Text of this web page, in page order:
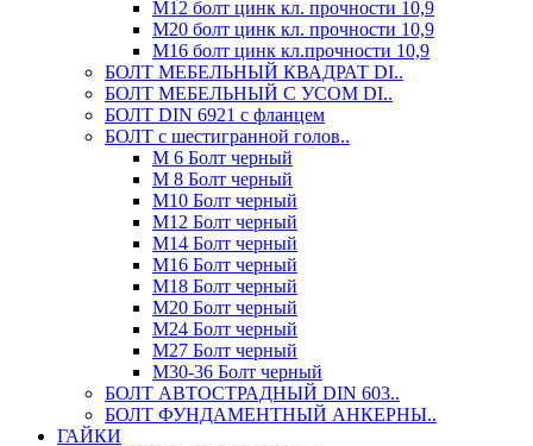
М12 болт цинк кл. прочности 10,9
М20 болт цинк кл. прочности 10,9
М16 болт цинк кл.прочности 10,9
БОЛТ МЕБЕЛЬНЫЙ КВАДРАТ DI..
БОЛТ МЕБЕЛЬНЫЙ С УСОМ DI..
БОЛТ DIN 6921 c фланцем
БОЛТ с шестигранной голов..
М 6 Болт черный
М 8 Болт черный
М10 Болт черный
М12 Болт черный
М14 Болт черный
М16 Болт черный
М18 Болт черный
М20 Болт черный
М24 Болт черный
М27 Болт черный
М30-36 Болт черный
БОЛТ АВТОСТРАДНЫЙ DIN 603..
БОЛТ ФУНДАМЕНТНЫЙ АНКЕРНЫ..
ГАЙКИ